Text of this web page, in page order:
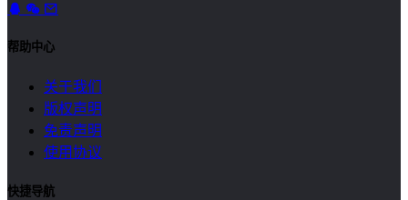
帮助中心
关于我们
版权声明
免责声明
使用协议
快捷导航